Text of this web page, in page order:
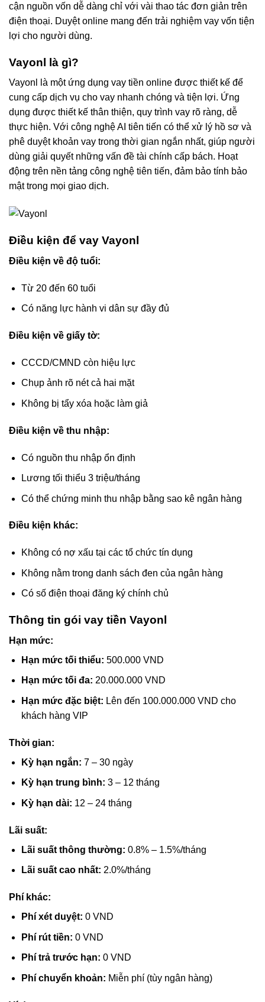
cận nguồn vốn dễ dàng chỉ với vài thao tác đơn giản trên
điện thoại. Duyệt online mang đến trải nghiệm vay vốn tiện
lợi cho người dùng.
Vayonl là gì?
Vayonl là một ứng dụng vay tiền online được thiết kế để
cung cấp dịch vụ cho vay nhanh chóng và tiện lợi. Ứng
dụng được thiết kế thân thiện, quy trình vay rõ ràng, dễ
thực hiện. Với công nghệ AI tiên tiến có thể xử lý hồ sơ và
phê duyệt khoản vay trong thời gian ngắn nhất, giúp người
dùng giải quyết những vấn đề tài chính cấp bách. Hoạt
động trên nền tảng công nghệ tiên tiến, đảm bảo tính bảo
mật trong mọi giao dịch.
Điều kiện để vay Vayonl
Điều kiện về độ tuổi:
Từ 20 đến 60 tuổi
Có năng lực hành vi dân sự đầy đủ
Điều kiện về giấy tờ:
CCCD/CMND còn hiệu lực
Chụp ảnh rõ nét cả hai mặt
Không bị tẩy xóa hoặc làm giả
Điều kiện về thu nhập:
Có nguồn thu nhập ổn định
Lương tối thiểu 3 triệu/tháng
Có thể chứng minh thu nhập bằng sao kê ngân hàng
Điều kiện khác:
Không có nợ xấu tại các tổ chức tín dụng
Không nằm trong danh sách đen của ngân hàng
Có số điện thoại đăng ký chính chủ
Thông tin gói vay tiền Vayonl
Hạn mức:
Hạn mức tối thiểu: 500.000 VND
Hạn mức tối đa: 20.000.000 VND
Hạn mức đặc biệt: Lên đến 100.000.000 VND cho
khách hàng VIP
Thời gian:
Kỳ hạn ngắn: 7 – 30 ngày
Kỳ hạn trung bình: 3 – 12 tháng
Kỳ hạn dài: 12 – 24 tháng
Lãi suất:
Lãi suất thông thường: 0.8% – 1.5%/tháng
Lãi suất cao nhất: 2.0%/tháng
Phí khác:
Phí xét duyệt: 0 VND
Phí rút tiền: 0 VND
Phí trả trước hạn: 0 VND
Phí chuyển khoản: Miễn phí (tùy ngân hàng)